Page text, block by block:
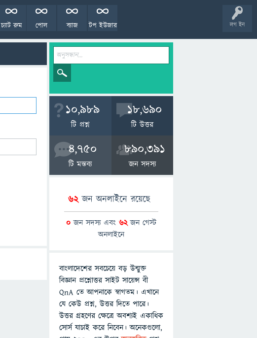
লগ ইন
টপ ইউজার
ব্যাজ
পোল
চ্যাট রুম
10,989
টি প্রশ্ন
18,690
টি উত্তর
4,750
টি মন্তব্য
890,391
জন সদস্য
62জন অনলাইনে রয়েছে
0 জন সদস্য এবং 62জন গেস্ট
অনলাইনে
বাংলাদেশের সবচেয়ে বড় উন্মুক্ত
বিজ্ঞান প্রশ্নোত্তর সাইট সায়েন্স বী
QnA তে আপনাকে স্বাগতম। এখানে
যে কেউ প্রশ্ন, উত্তর দিতে পারে।
উত্তর গ্রহণের ক্ষেত্রে অবশ্যই একাধিক
সোর্স যাচাই করে নিবেন। অনেকগুলো,